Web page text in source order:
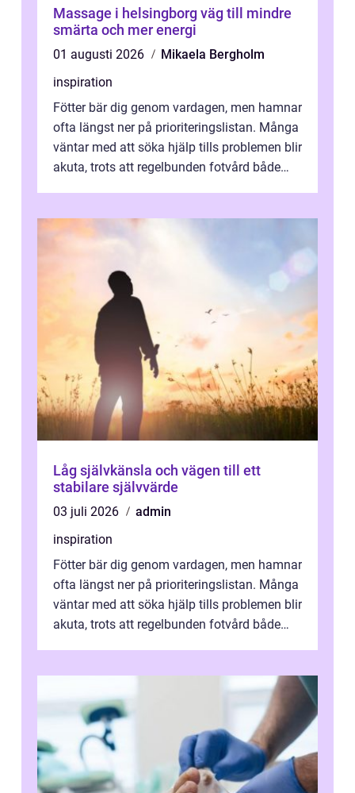
Massage i helsingborg väg till mindre
smärta och mer energi
01 augusti 2026
Mikaela Bergholm
inspiration
Fötter bär dig genom vardagen, men hamnar
ofta längst ner på prioriteringslistan. Många
väntar med att söka hjälp tills problemen blir
akuta, trots att regelbunden fotvård både
Låg självkänsla och vägen till ett
stabilare självvärde
03 juli 2026
admin
inspiration
Fötter bär dig genom vardagen, men hamnar
ofta längst ner på prioriteringslistan. Många
väntar med att söka hjälp tills problemen blir
akuta, trots att regelbunden fotvård både